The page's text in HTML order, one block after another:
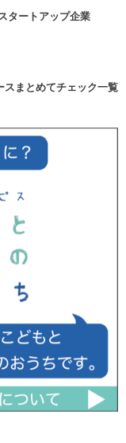
タートアップ企業
スまとめてチェック一覧